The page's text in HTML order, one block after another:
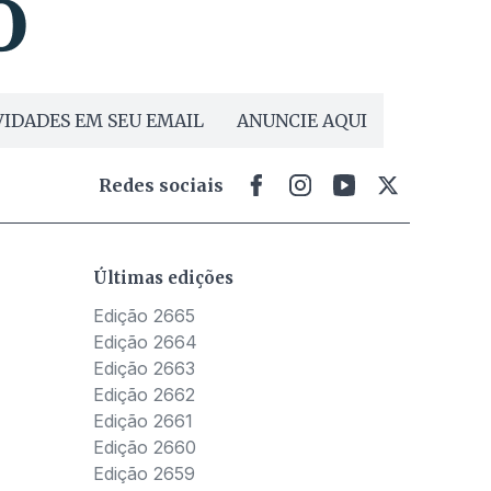
EM SEU EMAIL ANUNCIE AQUI
Redes sociais
Últimas edições
Edição 2665
Edição 2664
Edição 2663
Edição 2662
Edição 2661
Edição 2660
Edição 2659